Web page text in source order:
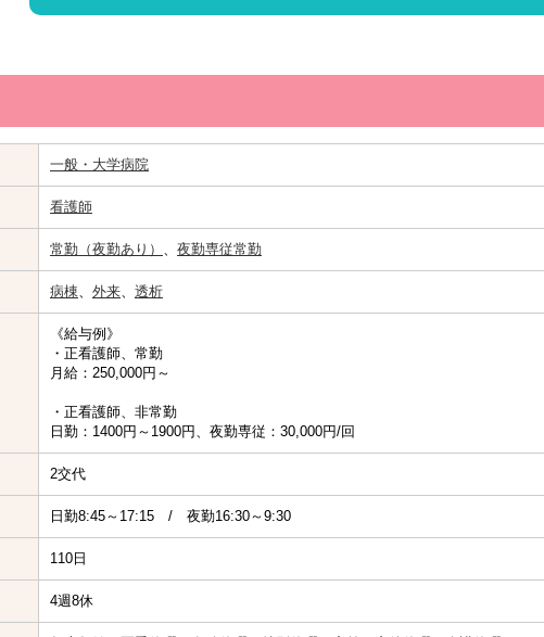
一般・大学病院
看護師
常勤（夜勤あり） 、 夜勤専従常勤
病棟、 外来、 透析
《給与例》
・正看護師、常勤
月給：250,000円～
・正看護師、非常勤
日勤：1400円～1900円、夜勤専従：30,000円/回
2交代
日勤8:45～17:15 / 夜勤16:30～9:30
110日
4週8休